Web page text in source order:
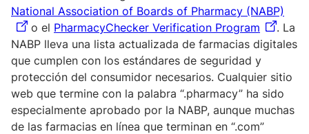
National Association of Boards of Pharmacy (NABP)
o el PharmacyChecker Verification Program
. La
NABP lleva una lista actualizada de farmacias digitales
que cumplen con los estándares de seguridad y
protección del consumidor necesarios. Cualquier sitio
web que termine con la palabra “.pharmacy” ha sido
especialmente aprobado por la NABP, aunque muchas
de las farmacias en línea que terminan en “.com”